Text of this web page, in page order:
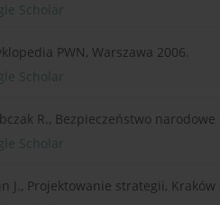
Scholar
PWN, Warszawa 2006.
Scholar
R., Bezpieczeństwo
Scholar
J., Projektowanie strategii, Kraków